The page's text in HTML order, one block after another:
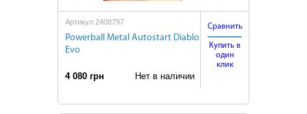
Артикул 2408797
Powerball Metal Autostart Diablo
Evo
4 080 грн Нет в наличии
Сравнить
Купить в
один
клик